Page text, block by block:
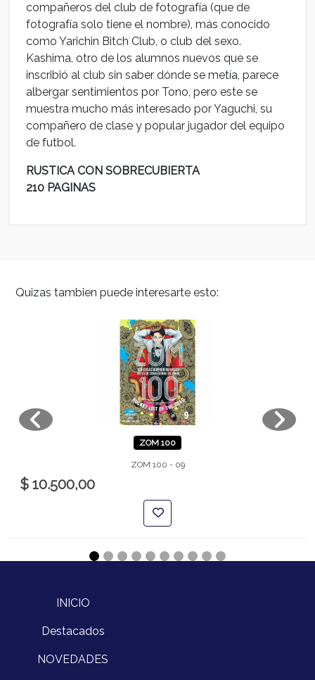
compañeros del club de fotografía (que de
fotografía solo tiene el nombre), más conocido
como Yarichin Bitch Club, o club del sexo.
Kashima, otro de los alumnos nuevos que se
inscribió al club sin saber dónde se metía, parece
albergar sentimientos por Tono, pero este se
muestra mucho más interesado por Yaguchi, su
compañero de clase y popular jugador del equipo
de futbol.
RUSTICA CON SOBRECUBIERTA
210 PAGINAS
Quizas tambien puede interesarte esto:
ZOM 100
ZOM 100 - 09
$ 10.500,00
INICIO
Destacados
NOVEDADES